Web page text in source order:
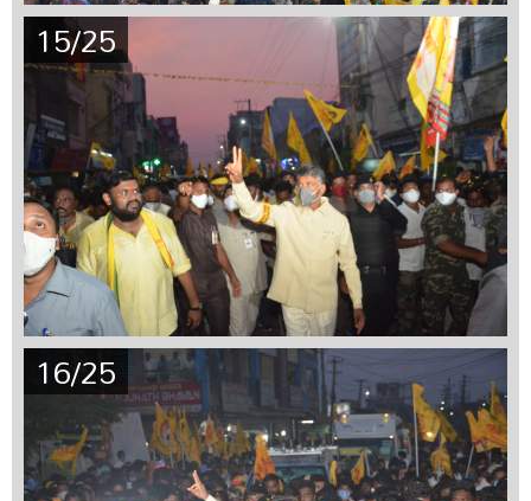
15/25
16/25